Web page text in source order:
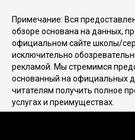
Примечание: Вся
обзоре основана на данных,
официальном сайте школы/
исключительно
рекламой. Мы стремимся
основанный на официальных
читателям получить полное
услугах и преимуществах.